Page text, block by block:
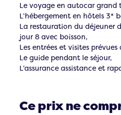
Le voyage en autocar grand
L’hébergement en hôtels 3*
La restauration du déjeuner
jour 8 avec boisson,
Les entrées et visites
Le guide pendant le séjour,
L’assurance assistance et
Ce prix ne